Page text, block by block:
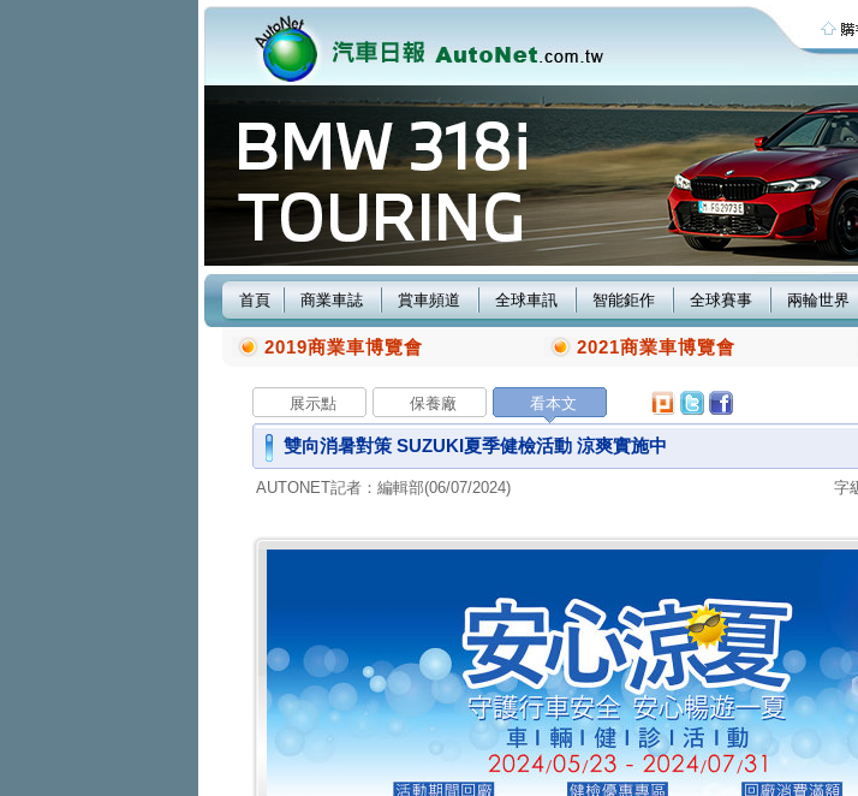
首頁 商業車誌 賞車頻道 全球車訊 智能鉅作 全球賽事 兩輪世界
2019商業車博覽會 2021商業車博覽會
展示點 保養廠 看本文
雙向消暑對策 SUZUKI夏季健檢活動 涼爽實施中
AUTONET記者：編輯部(06/07/2024) 字